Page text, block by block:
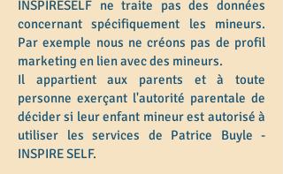
INSPIRESELF ne traite pas des données
concernant spécifiquement les mineurs.
Par exemple nous ne créons pas de profil
marketing en lien avec des mineurs.
Il appartient aux parents et à toute
personne exerçant l'autorité parentale de
décider si leur enfant mineur est autorisé à
utiliser les services de Patrice Buyle -
INSPIRE SELF.